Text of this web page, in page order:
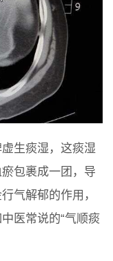
生痰湿，这痰湿
包裹成一团，导
气解郁的作用，
医常说的“气顺痰